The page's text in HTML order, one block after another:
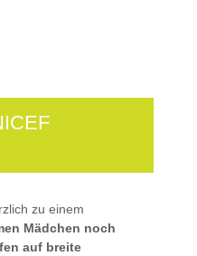
zu einem
Mädchen noch
auf breite